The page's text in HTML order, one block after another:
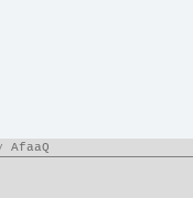
AfaaQ